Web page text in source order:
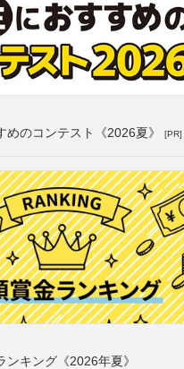
めのコンテスト《2026夏》 [PR]
キング《2026年夏》